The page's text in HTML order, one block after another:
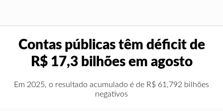
Contas públicas têm déficit de
R$ 17,3 bilhões em agosto
Em 2025, o resultado acumulado é de R$ 61,792 bilhões
negativos